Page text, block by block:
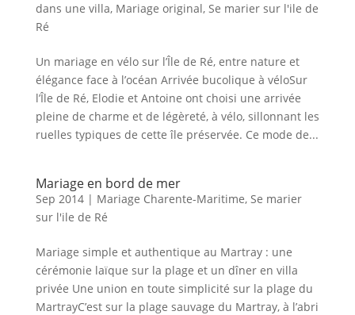
dans une villa, Mariage original, Se marier sur l'ile de
Ré
Un mariage en vélo sur l’Île de Ré, entre nature et
élégance face à l’océan Arrivée bucolique à véloSur
l’Île de Ré, Elodie et Antoine ont choisi une arrivée
pleine de charme et de légèreté, à vélo, sillonnant les
ruelles typiques de cette île préservée. Ce mode de...
Mariage en bord de mer
Sep 2014| Mariage Charente-Maritime, Se marier
sur l'ile de Ré
Mariage simple et authentique au Martray : une
cérémonie laïque sur la plage et un dîner en villa
privée Une union en toute simplicité sur la plage du
MartrayC’est sur la plage sauvage du Martray, à l’abri